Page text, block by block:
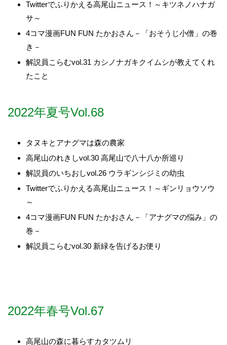
Twitterでふりかえる高尾山ニュース！～キツネノハナガ
サ～
4コマ漫画FUN FUN たかおさん－「おそうじ小僧」の巻
き－
解説員こらむvol.31 カシノナガキクイムシが教えてくれ
たこと
2022年夏号Vol.68
タヌキとアナグマは森の農家
高尾山のれきしvol.30 高尾山で八十八か所巡り
解説員のいちおしvol.26 ウラギンシジミの幼虫
Twitterでふりかえる高尾山ニュース！～ギンリョウソウ
～
4コマ漫画FUN FUN たかおさん－「アナグマの悩み」の
巻－
解説員こらむvol.30 新緑を告げるお便り
2022年春号Vol.67
高尾山の森に暮らすカタツムリ